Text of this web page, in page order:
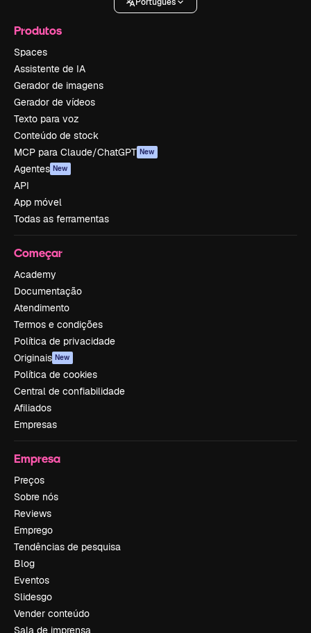
Produtos
Spaces
Assistente de IA
Gerador de imagens
Gerador de vídeos
Texto para voz
Conteúdo de stock
MCP para Claude/ChatGPT New
Agentes New
API
App móvel
Todas as ferramentas
Começar
Academy
Documentação
Atendimento
Termos e condições
Política de privacidade
Originais New
Política de cookies
Central de confiabilidade
Afiliados
Empresas
Empresa
Preços
Sobre nós
Reviews
Emprego
Tendências de pesquisa
Blog
Eventos
Slidesgo
Vender conteúdo
Sala de imprensa